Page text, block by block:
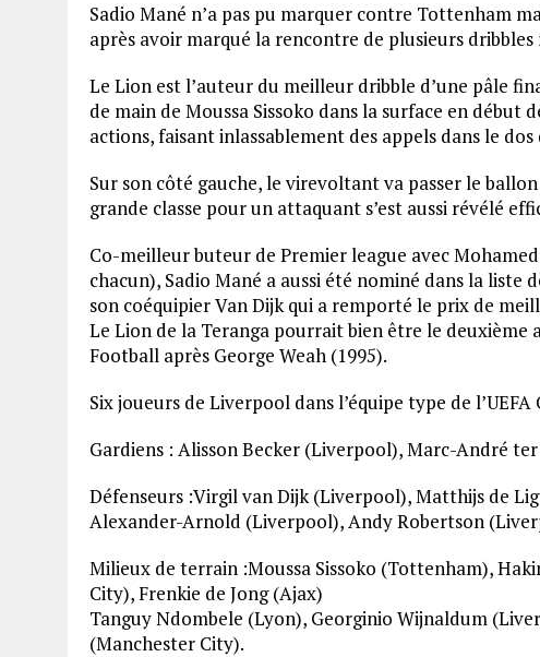
Sadio Mané n’a pas pu marquer contre Tottenham
après avoir marqué la rencontre de plusieurs
Le Lion est l’auteur du meilleur dribble d’une pâle
de main de Moussa Sissoko dans la surface en
actions, faisant inlassablement des appels dans le dos
Sur son côté gauche, le virevoltant va passer le
grande classe pour un attaquant s’est aussi révélé
Co-meilleur buteur de Premier league avec
chacun), Sadio Mané a aussi été nominé dans la liste
son coéquipier Van Dijk qui a remporté le prix de
Le Lion de la Teranga pourrait bien être le deuxième
Football après George Weah (1995).
Six joueurs de Liverpool dans l’équipe type de
Gardiens : Alisson Becker (Liverpool), Marc-André
Défenseurs :Virgil van Dijk (Liverpool), Matthijs de
Alexander-Arnold (Liverpool), Andy Robertson
Milieux de terrain :Moussa Sissoko (Tottenham),
City), Frenkie de Jong (Ajax)
Tanguy Ndombele (Lyon), Georginio Wijnaldum
(Manchester City).